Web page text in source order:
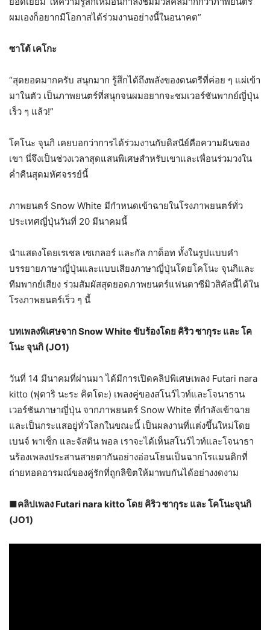
ผมเองก็อยากมีโอกาสได้ร่วมงานอย่างนี้ในอนาคต”
ซาโต้ เคโกะ
“สุดยอดมากครับ สนุกมาก รู้สึกได้ถึงพลังของดนตรีที่ค่อย ๆ แผ่เข้า
มาในตัว เป็นภาพยนตร์ที่สนุกจนผมอยากจะชมเวอร์ชันพากย์ญี่ปุ่น
เร็ว ๆ แล้ว!”
โคโนะ จุนกิ เคยบอกว่าการได้ร่วมงานกับดิสนีย์คือความฝันของ
เขา นี่จึงเป็นช่วงเวลาสุดแสนพิเศษสำหรับเขาและเพื่อนร่วมวงใน
ค่ำคืนสุดมหัศจรรย์นี้
ภาพยนตร์ Snow White มีกำหนดเข้าฉายในโรงภาพยนตร์ทั่ว
ประเทศญี่ปุ่นวันที่ 20 มีนาคมนี้
นำแสดงโดยเรเชล เซเกลอร์ และกัล กาด็อท ทั้งในรูปแบบคำ
บรรยายภาษาญี่ปุ่นและแบบเสียงภาษาญี่ปุ่นโดยโคโนะ จุนกิและ
ทีมพากย์เสียง ร่วมสัมผัสสุดยอดภาพยนตร์แฟนตาซีมิวสิคัลนี้ได้ใน
โรงภาพยนตร์เร็ว ๆ นี้
บทเพลงพิเศษจาก Snow White ขับร้องโดย คิริว ซากุระ และ โค
โนะ จุนกิ (JO1)
วันที่ 14 มีนาคมที่ผ่านมา ได้มีการเปิดคลิปพิเศษเพลง Futari nara
kitto (ฟุตาริ นะระ คิตโตะ) เพลงคู่ของสโนว์ไวท์และโจนาธาน
เวอร์ชันภาษาญี่ปุ่น จากภาพยนตร์ Snow White ที่กำลังเข้าฉาย
และเป็นกระแสอยู่ทั่วโลกในขณะนี้ เป็นผลงานที่แต่งขึ้นใหม่โดย
เบนจ์ พาเซ็ก และจัสติน พอล เราจะได้เห็นสโนว์ไวท์และโจนาธา
นร้องเพลงประสานสายตากันอย่างอ่อนโยนเป็นฉากโรแมนติกที่
ถ่ายทอดอารมณ์ของคู่รักที่ถูกลิขิตให้มาพบกันได้อย่างงดงาม
■คลิปเพลง Futari nara kitto โดย คิริว ซากุระ และ โคโนะจุนกิ
(JO1)